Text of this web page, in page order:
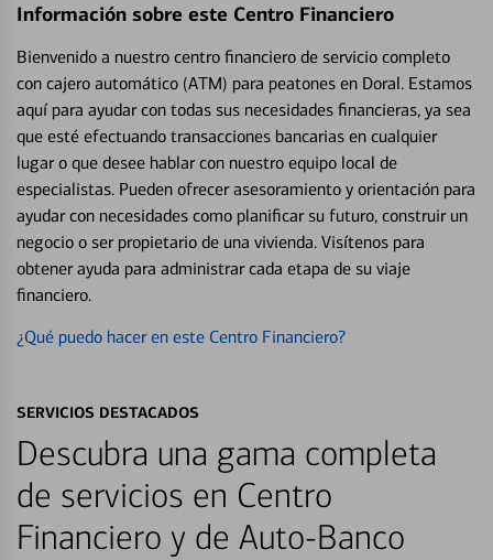
Información sobre este Centro Financiero
Bienvenido a nuestro centro financiero de servicio completo
con cajero automático (ATM) para peatones en Doral. Estamos
aquí para ayudar con todas sus necesidades financieras, ya sea
que esté efectuando transacciones bancarias en cualquier
lugar o que desee hablar con nuestro equipo local de
especialistas. Pueden ofrecer asesoramiento y orientación para
ayudar con necesidades como planificar su futuro, construir un
negocio o ser propietario de una vivienda. Visítenos para
obtener ayuda para administrar cada etapa de su viaje
financiero.
¿Qué puedo hacer en este Centro Financiero?
SERVICIOS DESTACADOS
Descubra una gama completa
de servicios en Centro
Financiero y de Auto-Banco